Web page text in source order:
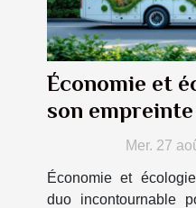
Économie et
son
à la location
Mer. 27
Économie et
duo incontournable